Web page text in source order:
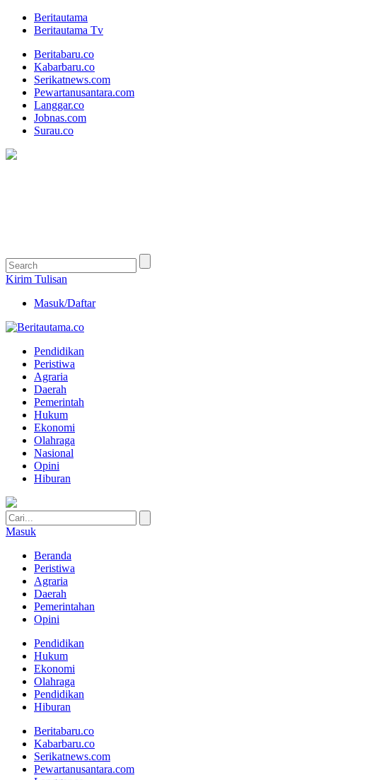
Beritautama
Beritautama Tv
Beritabaru.co
Kabarbaru.co
Serikatnews.com
Pewartanusantara.com
Langgar.co
Jobnas.com
Surau.co
Kirim Tulisan
Masuk/Daftar
Pendidikan
Peristiwa
Agraria
Daerah
Pemerintah
Hukum
Ekonomi
Olahraga
Nasional
Opini
Hiburan
Masuk
Beranda
Peristiwa
Agraria
Daerah
Pemerintahan
Opini
Pendidikan
Hukum
Ekonomi
Olahraga
Pendidikan
Hiburan
Beritabaru.co
Kabarbaru.co
Serikatnews.com
Pewartanusantara.com